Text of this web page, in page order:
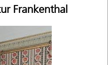
Frankenthal